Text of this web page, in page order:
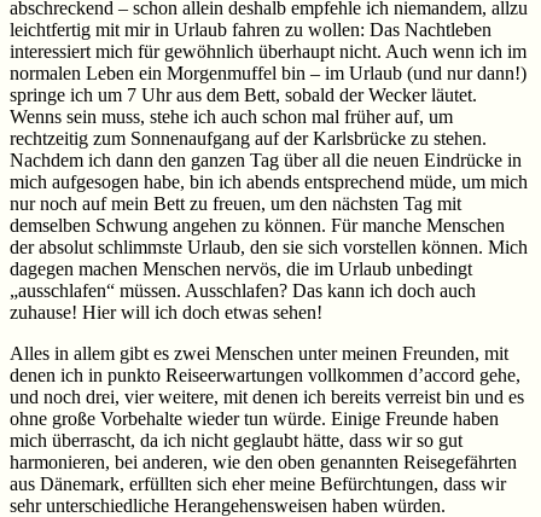
abschreckend – schon allein deshalb empfehle ich niemandem, allzu
leichtfertig mit mir in Urlaub fahren zu wollen: Das Nachtleben
interessiert mich für gewöhnlich überhaupt nicht. Auch wenn ich im
normalen Leben ein Morgenmuffel bin – im Urlaub (und nur dann!)
springe ich um 7 Uhr aus dem Bett, sobald der Wecker läutet.
Wenns sein muss, stehe ich auch schon mal früher auf, um
rechtzeitig zum Sonnenaufgang auf der Karlsbrücke zu stehen.
Nachdem ich dann den ganzen Tag über all die neuen Eindrücke in
mich aufgesogen habe, bin ich abends entsprechend müde, um mich
nur noch auf mein Bett zu freuen, um den nächsten Tag mit
demselben Schwung angehen zu können. Für manche Menschen
der absolut schlimmste Urlaub, den sie sich vorstellen können. Mich
dagegen machen Menschen nervös, die im Urlaub unbedingt
„ausschlafen“ müssen. Ausschlafen? Das kann ich doch auch
zuhause! Hier will ich doch etwas sehen!
Alles in allem gibt es zwei Menschen unter meinen Freunden, mit
denen ich in punkto Reiseerwartungen vollkommen d’accord gehe,
und noch drei, vier weitere, mit denen ich bereits verreist bin und es
ohne große Vorbehalte wieder tun würde. Einige Freunde haben
mich überrascht, da ich nicht geglaubt hätte, dass wir so gut
harmonieren, bei anderen, wie den oben genannten Reisegefährten
aus Dänemark, erfüllten sich eher meine Befürchtungen, dass wir
sehr unterschiedliche Herangehensweisen haben würden.